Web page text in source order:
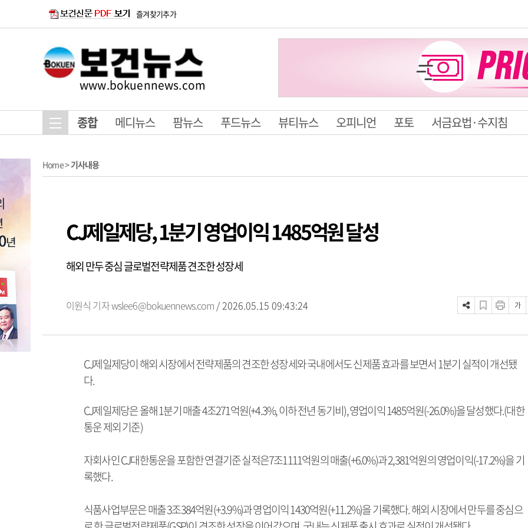
즐겨찾기추가
www.bokuennews.com
종합 메디뉴스 팜뉴스 푸드뉴스 뷰티뉴스 오피니언 포토 서금요법·수지침
Home>기사내용
CJ제일제당, 1분기 영업이익 1485억원 달성
해외 만두 중심 글로벌전략제품 견조한 성장세
이원식 기자wslee6@bokuennews.com / 2026.05.15 09:43:24 가
CJ제일제당이 해외 시장에서 전략제품의 견조한 성장세와 국내에서도 신제품 효과를 보면서 1분기 실적이 개선됐
다.
CJ제일제당은 올해 1분기 매출 4조271억원(+4.3%, 이하 전년 동기비), 영업이익 1485억원(-26.0%)을 달성했다.(대한
통운 제외 기준)
자회사인 CJ대한통운을 포함한 연결기준 실적은7조1111억원의 매출(+6.0%)과 2,381억원의 영업이익(-17.2%)을 기
록했다.
식품사업부문은 매출 3조384억원(+3.9%)과 영업이익 1430억원(+11.2%)을 기록했다. 해외 시장에서 만두를 중심으